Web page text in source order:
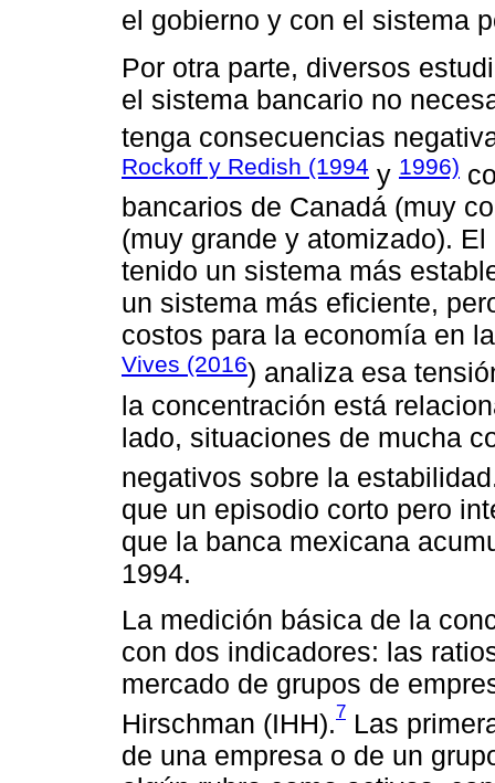
el gobierno y con el sistema
Por otra parte, diversos
el sistema bancario no
tenga consecuencias
Rockoff y Redish (1994 y 1996)
bancarios de Canadá (muy
(muy grande y atomizado).
tenido un sistema más
un sistema más eficiente,
costos para la economía en
Vives (2016) analiza esa
la concentración está
lado, situaciones de mucha
negativos sobre la
que un episodio corto pero
que la banca mexicana
1994.
La medición básica de la
con dos indicadores: las
mercado de grupos de
Hirschman (IHH).7 Las
de una empresa o de un